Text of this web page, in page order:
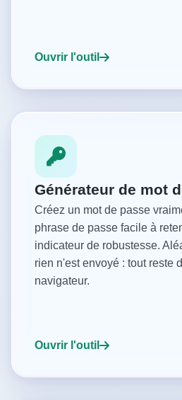
Ouvrir l'outil
Générateur de mot
Créez un mot de passe
phrase de passe facile à
indicateur de robustesse.
rien n'est envoyé : tout reste
navigateur.
Ouvrir l'outil